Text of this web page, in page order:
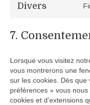
Divers
7.
Lorsque vous visitez
vous montrerons une
sur les cookies. Dès
préférences » vous
cookies et d’extensions